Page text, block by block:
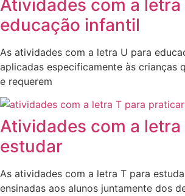
Atividades com a letra
educação infantil
As atividades com a letra U para
aplicadas especificamente às crianças
e requerem
Atividades com a letra
estudar
As atividades com a letra T para
ensinadas aos alunos juntamente dos